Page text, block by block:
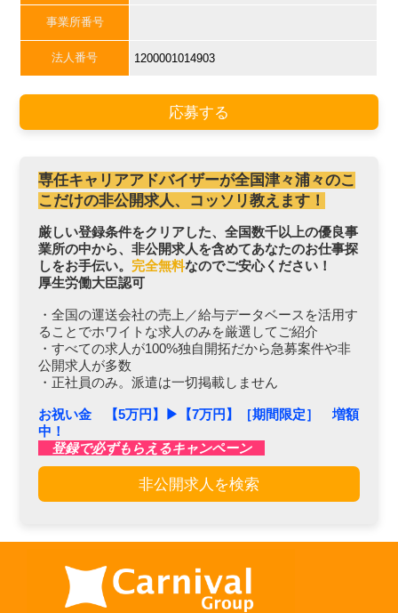
事業所番号
法人番号 1200001014903
応募する
専任キャリアアドバイザーが全国津々浦々のこ
こだけの非公開求人、コッソリ教えます！
厳しい登録条件をクリアした、全国数千以上の優良事
業所の中から、非公開求人を含めてあなたのお仕事探
しをお手伝い。 完全無料なのでご安心ください！
厚生労働大臣認可
・全国の運送会社の売上／給与データベースを活用す
ることでホワイトな求人のみを厳選してご紹介
・すべての求人が100%独自開拓だから急募案件や非
公開求人が多数
・正社員のみ。派遣は一切掲載しません
お祝い金 【5万円】▶︎【7万円】［期間限定］ 増額
中！
登録で必ずもらえるキャンペーン
非公開求人を検索